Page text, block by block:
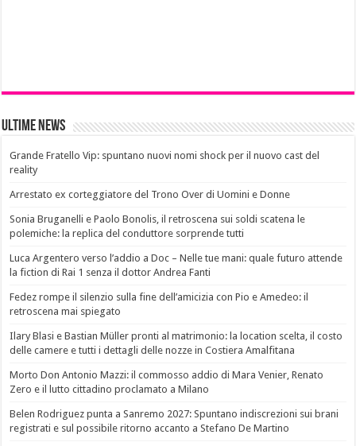
Ultime News
Grande Fratello Vip: spuntano nuovi nomi shock per il nuovo cast del
reality
Arrestato ex corteggiatore del Trono Over di Uomini e Donne
Sonia Bruganelli e Paolo Bonolis, il retroscena sui soldi scatena le
polemiche: la replica del conduttore sorprende tutti
Luca Argentero verso l’addio a Doc – Nelle tue mani: quale futuro attende
la fiction di Rai 1 senza il dottor Andrea Fanti
Fedez rompe il silenzio sulla fine dell’amicizia con Pio e Amedeo: il
retroscena mai spiegato
Ilary Blasi e Bastian Müller pronti al matrimonio: la location scelta, il costo
delle camere e tutti i dettagli delle nozze in Costiera Amalfitana
Morto Don Antonio Mazzi: il commosso addio di Mara Venier, Renato
Zero e il lutto cittadino proclamato a Milano
Belen Rodriguez punta a Sanremo 2027: Spuntano indiscrezioni sui brani
registrati e sul possibile ritorno accanto a Stefano De Martino